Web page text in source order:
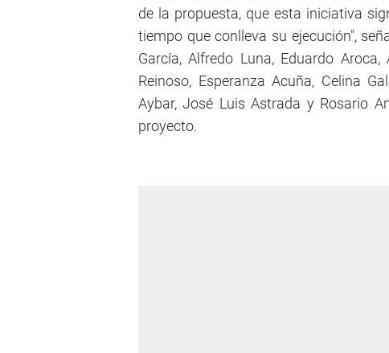
de la propuesta, que esta iniciativa
tiempo que conlleva su ejecución",
García, Alfredo Luna, Eduardo
Reinoso, Esperanza Acuña, Celina
Aybar, José Luis Astrada y Rosario
proyecto.